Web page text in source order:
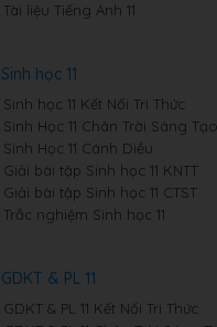
Tài liệu Tiếng Anh 11
Sinh học 11
Sinh học 11 Kết Nối Tri Thức
Sinh Học 11 Chân Trời Sáng Tạo
Sinh Học 11 Cánh Diều
Giải bài tập Sinh học 11 KNTT
Giải bài tập Sinh học 11 CTST
Trắc nghiệm Sinh học 11
GDKT & PL 11
GDKT & PL 11 Kết Nối Tri Thức